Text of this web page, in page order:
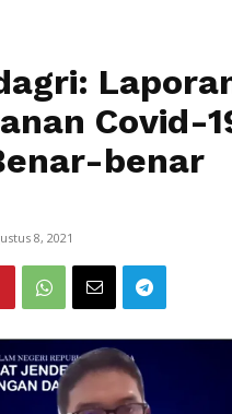
Covid-
benar
8, 2021